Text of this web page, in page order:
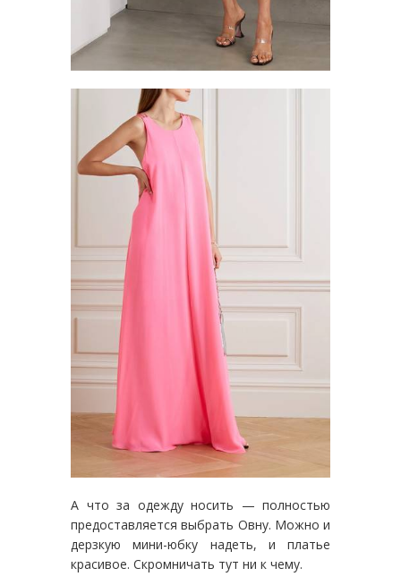
А что за одежду носить — полностью
предоставляется выбрать Овну. Можно и
дерзкую мини-юбку надеть, и платье
красивое. Скромничать тут ни к чему.